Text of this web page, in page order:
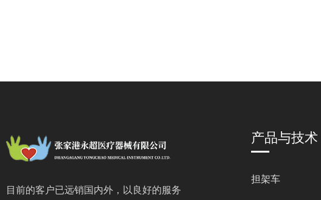
目前的客户已远销国内外，以良好的服务
产品与技术
担架车